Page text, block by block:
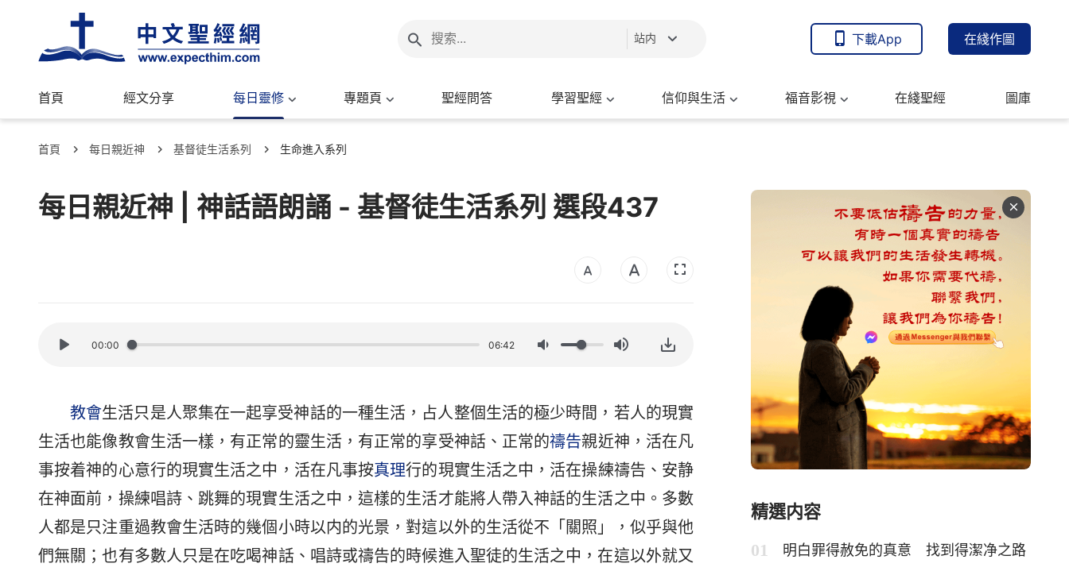
站内 下載App 在綫作圖
首頁 經文分享 每日靈修 專題頁 聖經問答 學習聖經 信仰與生活 福音影視 在綫聖經 圖庫
首頁 每日親近神 基督徒生活系列 生命進入系列
每日親近神 | 神話語朗誦 - 基督徒生活系列 選段437
00:00 06:42
教會生活只是人聚集在一起享受神話的一種生活，占人整個生活的極少時間，若人的現實
生活也能像教會生活一樣，有正常的靈生活，有正常的享受神話、正常的禱告親近神，活在凡
事按着神的心意行的現實生活之中，活在凡事按真理行的現實生活之中，活在操練禱告、安静
在神面前，操練唱詩、跳舞的現實生活之中，這樣的生活才能將人帶入神話的生活之中。多數
人都是只注重過教會生活時的幾個小時以内的光景，對這以外的生活從不「關照」，似乎與他
們無關；也有多數人只是在吃喝神話、唱詩或禱告的時候進入聖徒的生活之中，在這以外就又
精選内容
明白罪得赦免的真意 找到得潔净之路